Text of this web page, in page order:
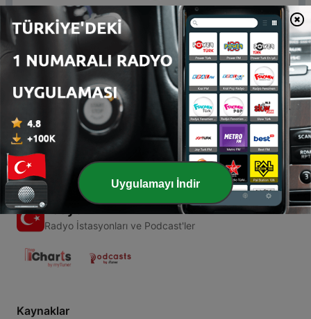
00:00
Bölümler
1 - Beethoven vs Mozart
25 Ağu 2020
Radyo
Radyo İstasyonları ve Podcast'ler
Kaynaklar
Uygulamayı İndir